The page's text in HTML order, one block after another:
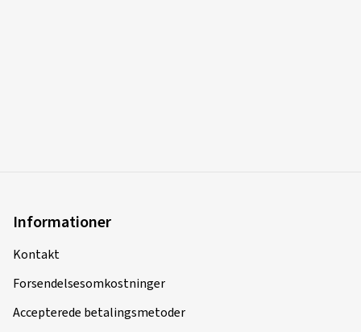
Informationer
Kontakt
Forsendelsesomkostninger
Accepterede betalingsmetoder